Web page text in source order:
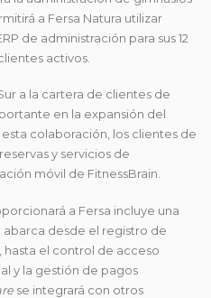
a Fersa Natura utilizar
de administración para sus 12
activos.
a la cartera de clientes de
en la expansión del
colaboración, los clientes de
y servicios de
móvil de FitnessBrain.
a Fersa incluye una
desde el registro de
hasta el control de acceso
y la gestión de pagos
se integrará con otros